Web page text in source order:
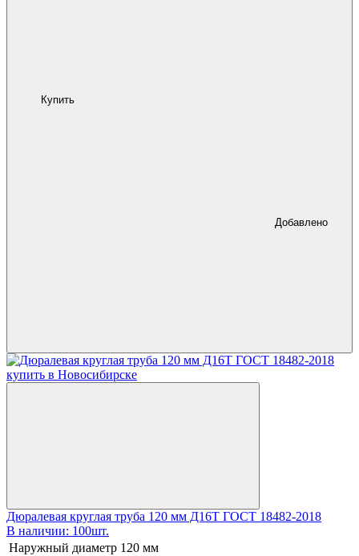
Купить
Добавлено
Дюралевая круглая труба 120 мм Д16Т ГОСТ 18482-2018
В наличии: 100шт.
Наружный диаметр 120 мм